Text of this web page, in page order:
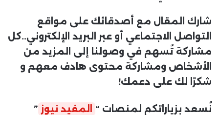
شارك المقال مع أصدقائك على مواقع
التواصل الاجتماعي أو عبر البريد الإلكتروني..كل
مشاركة تُسهم في وصولنا إلى المزيد من
الأشخاص ومشاركة محتوى هادف معهم و
شكرًا لك على دعمك!
نُسعد بزياراتكم لمنصات “ المفيد نيوز ”